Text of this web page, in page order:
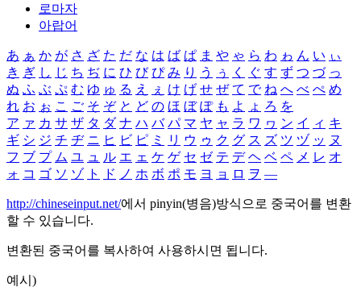
로마자
아랍어
あ ぁ か が さ ざ た だ な は ば ぱ ま や ゃ ら わ ゎ ん い ぃ
き ぎ し じ ち ぢ に ひ び ぴ み り う ぅ く ぐ す ず つ づ っ
ぬ ふ ぶ ぷ む ゆ ゅ る え ぇ け げ せ ぜ て で ね へ べ ぺ め
れ お ぉ こ ご そ ぞ と ど の ほ ぼ ぽ も よ ょ ろ を
ア ァ カ サ ザ タ ダ ナ ハ バ パ マ ヤ ャ ラ ワ ヮ ン イ ィ キ
ギ シ ジ チ ヂ ニ ヒ ビ ピ ミ リ ウ ゥ ク グ ス ズ ツ ヅ ッ ヌ
フ ブ プ ム ユ ュ ル エ ェ ケ ゲ セ ゼ テ デ ヘ ベ ペ メ レ オ
ォ コ ゴ ソ ゾ ト ド ノ ホ ボ ポ モ ヨ ョ ロ ヲ ―
http://chineseinput.net/에서 pinyin(병음)방식으로 중국어를 변환
할 수 있습니다.
변환된 중국어를 복사하여 사용하시면 됩니다.
예시)